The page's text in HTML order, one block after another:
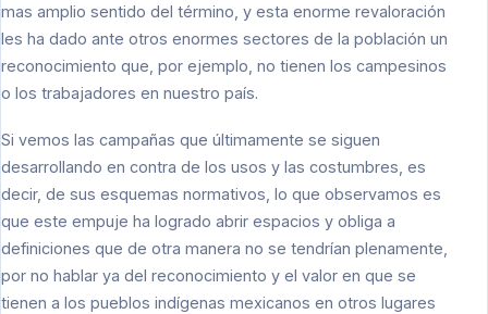
mas amplio sentido del término, y esta enorme revaloración
les ha dado ante otros enormes sectores de la población un
reconocimiento que, por ejemplo, no tienen los campesinos
o los trabajadores en nuestro país.
Si vemos las campañas que últimamente se siguen
desarrollando en contra de los usos y las costumbres, es
decir, de sus esquemas normativos, lo que observamos es
que este empuje ha logrado abrir espacios y obliga a
definiciones que de otra manera no se tendrían plenamente,
por no hablar ya del reconocimiento y el valor en que se
tienen a los pueblos indígenas mexicanos en otros lugares